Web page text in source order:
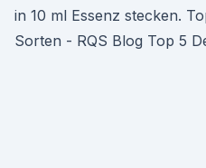
in 10 ml Essenz stecken.
Sorten - RQS Blog Top 5